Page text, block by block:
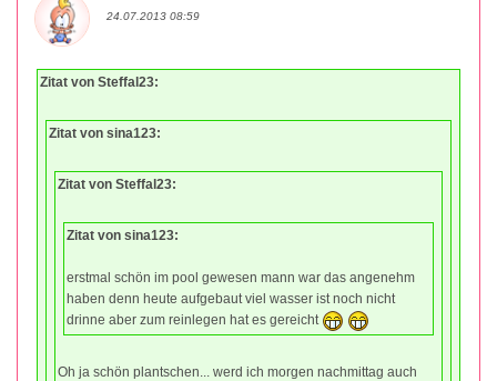
24.07.2013 08:59
Zitat von Steffal23:
Zitat von sina123:
Zitat von Steffal23:
Zitat von sina123:
erstmal schön im pool gewesen mann war das angenehm
haben denn heute aufgebaut viel wasser ist noch nicht
drinne aber zum reinlegen hat es gereicht
Oh ja schön plantschen... werd ich morgen nachmittag auch